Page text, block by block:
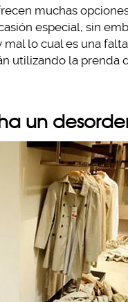
muchas
especial, sin
lo cual es una
utilizando la prenda
un